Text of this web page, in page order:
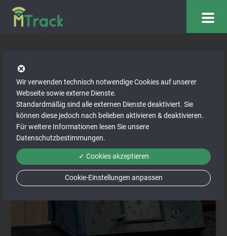
Arbeitszeiten, Spesen &
Urlaube
Wir verwenden technisch notwendige Cookies auf unserer
Webseite sowie externe Dienste.
Standardmäßig sind alle externen Dienste deaktiviert. Sie
können diese jedoch nach belieben aktivieren & deaktivieren.
Für weitere Informationen lesen Sie unsere
Datenschutzbestimmungen.
✓ Cookies akzeptieren
Cookie-Einstellungen anpassen